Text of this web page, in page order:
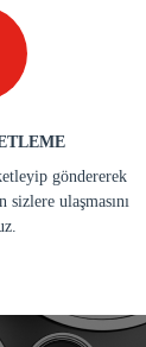
göndererek
sizlere ulaşmasını